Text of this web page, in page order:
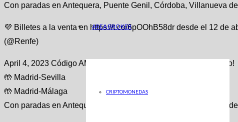
AREA BROKER
CRIPTOMONEDAS
Con paradas en Antequera, Puente Genil, Córdoba, Villanueva
💜 Billetes a la venta en https://t.co/6pOOhB58dr desde el 12 de
(@Renfe)
April 4, 2023 Código AMP 🔊 ¡Nuevos Avlo a partir del 1 de junio!
🤲 Madrid-Sevilla
🤲 Madrid-Málaga
Con paradas en Antequera, Puente Genil, Córdoba, Villanueva